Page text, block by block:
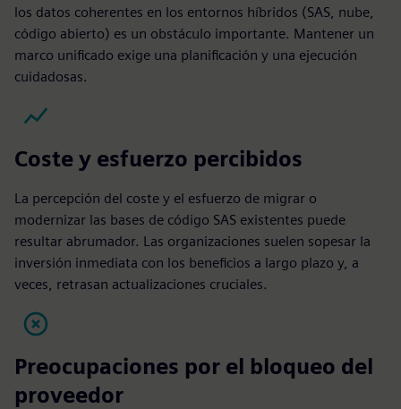
los datos coherentes en los entornos híbridos (SAS, nube,
código abierto) es un obstáculo importante. Mantener un
marco unificado exige una planificación y una ejecución
cuidadosas.
Coste y esfuerzo percibidos
La percepción del coste y el esfuerzo de migrar o
modernizar las bases de código SAS existentes puede
resultar abrumador. Las organizaciones suelen sopesar la
inversión inmediata con los beneficios a largo plazo y, a
veces, retrasan actualizaciones cruciales.
Preocupaciones por el bloqueo del
proveedor